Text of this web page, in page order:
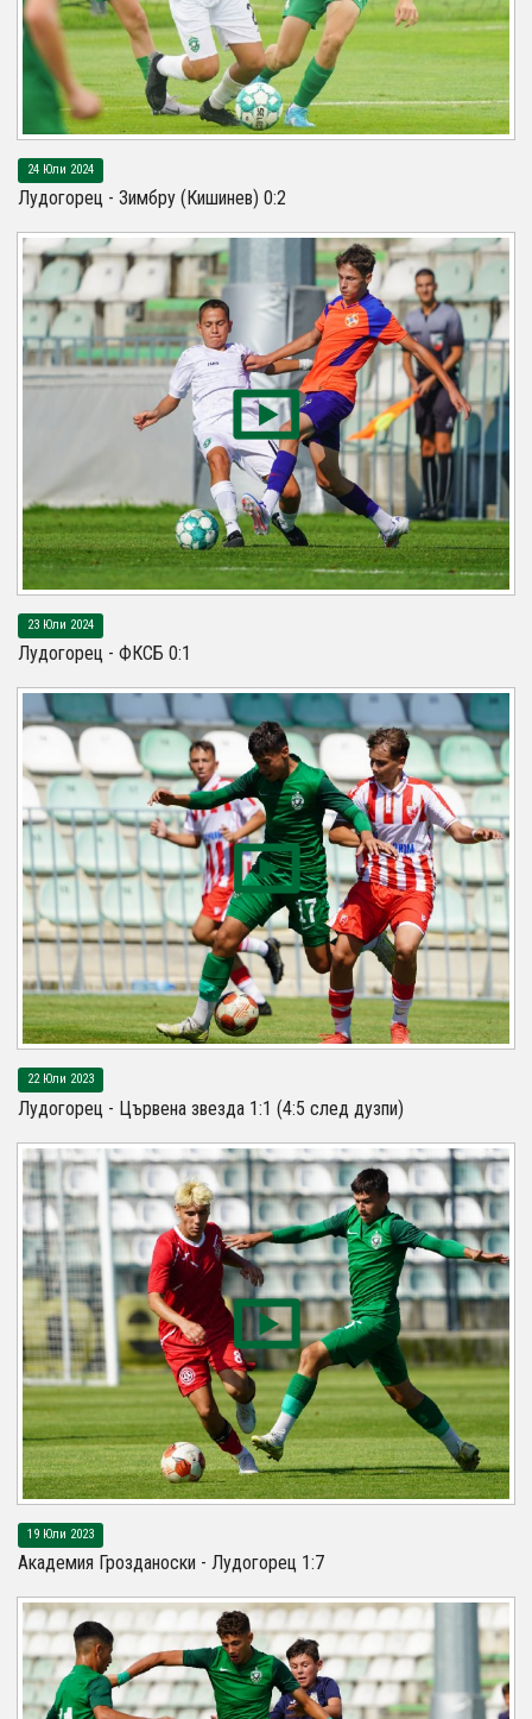
24 Юли 2024
Лудогорец - Зимбру (Кишинев) 0:2
23 Юли 2024
Лудогорец - ФКСБ 0:1
22 Юли 2023
Лудогорец - Цървена звезда 1:1 (4:5 след дузпи)
19 Юли 2023
Академия Грозданоски - Лудогорец 1:7